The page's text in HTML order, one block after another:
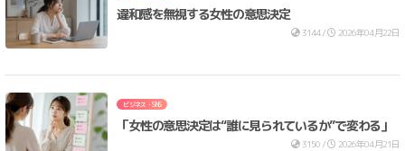
違和感を無視する女性の意思決定
3144 / 2026年04月22日
ビジネス・SNS
「女性の意思決定は“誰に見られているか”で変わる」
3150 / 2026年04月21日